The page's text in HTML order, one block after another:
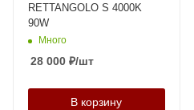
RETTANGOLO S 4000K
90W
Много
28 000 ₽/шт
В корзину